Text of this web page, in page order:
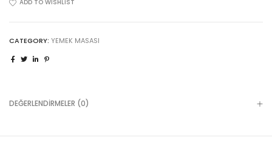
ADD TO WISHLIST
CATEGORY: YEMEK MASASI
DEĞERLENDIRMELER (0)